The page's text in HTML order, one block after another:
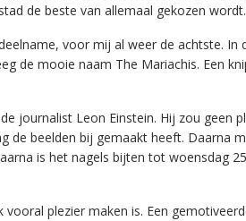
de beste van allemaal gekozen wordt.
voor mij al weer de achtste. In
de mooie naam The Mariachis. Een
Leon Einstein. Hij zou geen
de beelden bij gemaakt heeft. Daarna
is het nagels bijten tot woensdag
plezier maken is. Een